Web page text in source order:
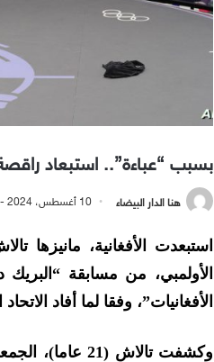
بسبب “عباءة”.. استبعاد راقصة
هنا الدار البيضاء 10 أغسطس، 2024 - 1:59 مساءً
استبعدت الأفغانية، مانيزها
الأولمبي، من مسابقة
الأفغانيات”، وفقا لما أفاد
وكشفت تالاش